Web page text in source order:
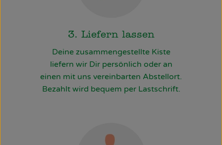
3. Liefern lassen
Deine zusammengestellte Kiste
liefern wir Dir persönlich oder an
einen mit uns vereinbarten Abstellort.
Bezahlt wird bequem per Lastschrift.